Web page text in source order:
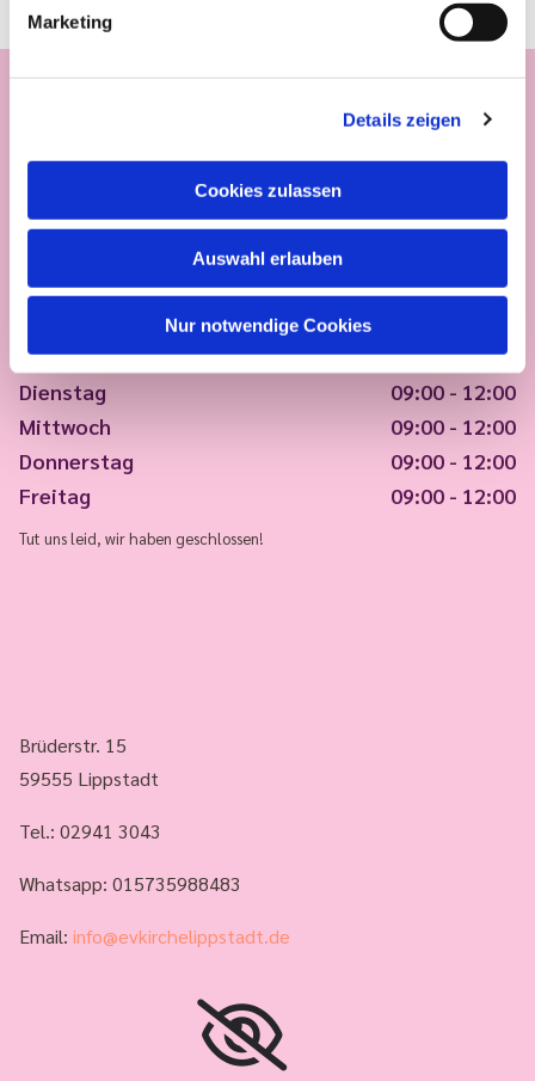
Marketing
Details zeigen
Cookies zulassen
Auswahl erlauben
Nur notwendige Cookies
Montag
09:00 - 12:00
Dienstag
09:00 - 12:00
Mittwoch
09:00 - 12:00
Donnerstag
09:00 - 12:00
Freitag
09:00 - 12:00
Tut uns leid, wir haben geschlossen!
Brüderstr. 15
59555 Lippstadt
Tel.: 02941 3043
Whatsapp: 015735988483
Email: info@evkirchelippstadt.de